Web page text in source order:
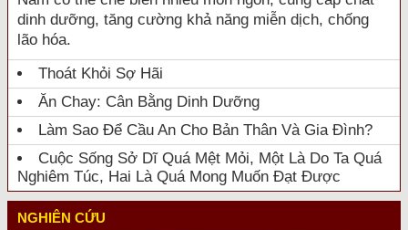
dinh dưỡng, tăng cường khả năng miễn dịch, chống
lão hóa.
Thoát Khỏi Sợ Hãi
Ăn Chay: Cân Bằng Dinh Dưỡng
Làm Sao Để Cầu An Cho Bản Thân Và Gia Đình?
Cuộc Sống Sở Dĩ Quá Mệt Mỏi, Một Là Do Ta Quá
Nghiêm Túc, Hai Là Quá Mong Muốn Đạt Được
NGHIÊN CỨU